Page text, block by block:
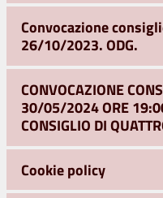
Convocazione
26/10/2023. ODG.
CONVOCAZIONE
30/05/2024 ORE
CONSIGLIO DI
Cookie policy